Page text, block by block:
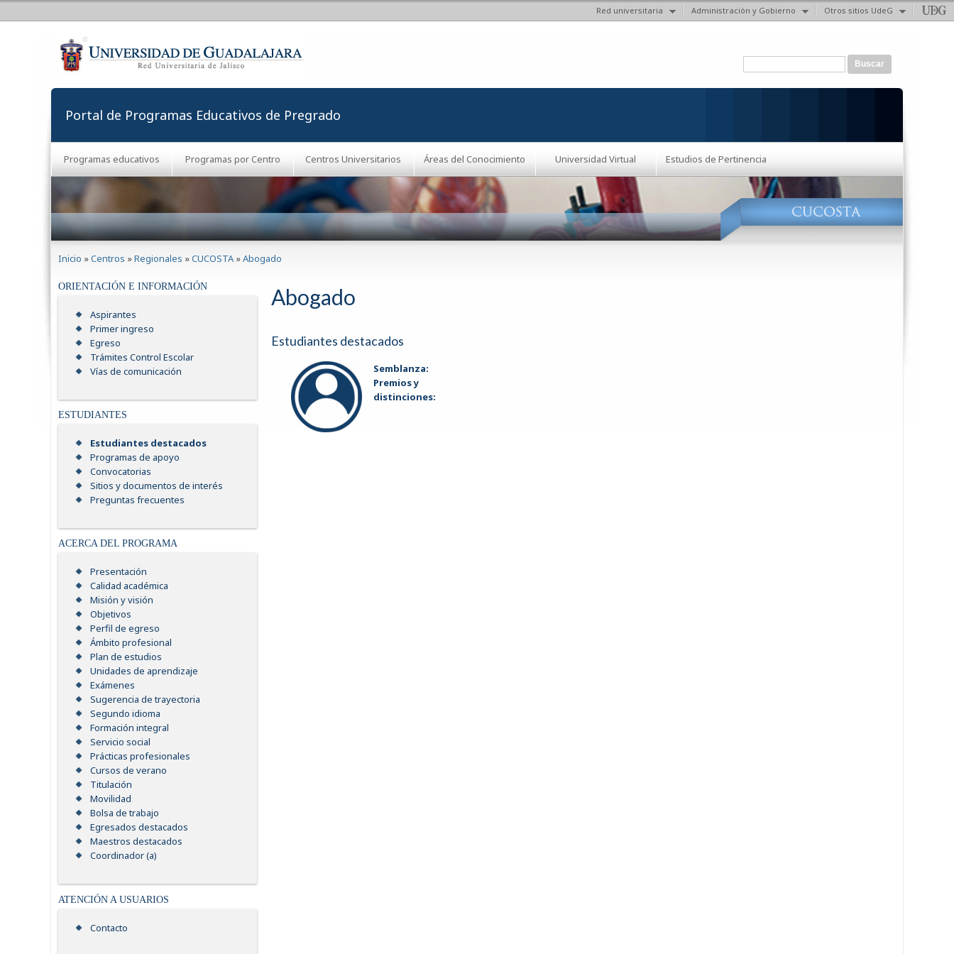
Red universitaria Administración y Gobierno Otros sitios UdeG
Formulario de búsqueda
Portal de Programas Educativos de Pregrado
Programas educativos Programas por Centro Centros Universitarios Áreas del Conocimiento Universidad Virtual Estudios de Pertinencia
Inicio »Centros »Regionales »CUCOSTA »Abogado
ORIENTACIÓN E INFORMACIÓN
Aspirantes
Primer ingreso
Egreso
Trámites Control Escolar
Vías de comunicación
ESTUDIANTES
Estudiantes destacados
Programas de apoyo
Convocatorias
Sitios y documentos de interés
Preguntas frecuentes
ACERCA DEL PROGRAMA
Presentación
Calidad académica
Misión y visión
Objetivos
Perfil de egreso
Ámbito profesional
Plan de estudios
Unidades de aprendizaje
Exámenes
Sugerencia de trayectoria
Segundo idioma
Formación integral
Servicio social
Prácticas profesionales
Cursos de verano
Titulación
Movilidad
Bolsa de trabajo
Egresados destacados
Maestros destacados
Coordinador (a)
ATENCIÓN A USUARIOS
Contacto
Abogado
Estudiantes destacados
Semblanza:
Premios y
distinciones: